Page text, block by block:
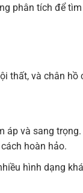
phân tích để
thất, và chân hồ
áp và sang
hoàn hảo.
hình dạng